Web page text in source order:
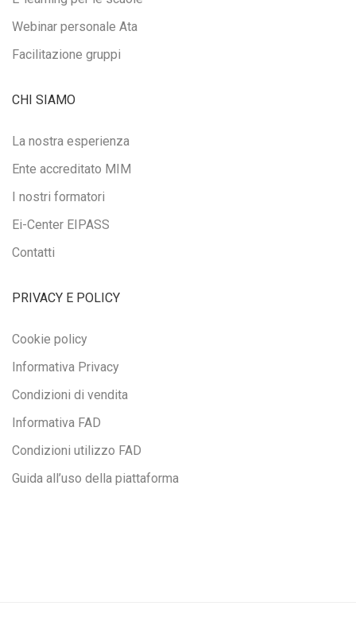
Webinar personale Ata
Facilitazione gruppi
CHI SIAMO
La nostra esperienza
Ente accreditato MIM
I nostri formatori
Ei-Center EIPASS
Contatti
PRIVACY E POLICY
Cookie policy
Informativa Privacy
Condizioni di vendita
Informativa FAD
Condizioni utilizzo FAD
Guida all’uso della piattaforma